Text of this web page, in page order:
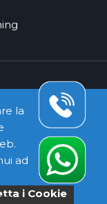
e Corrieri Sicuri
la
ad
i Cookie